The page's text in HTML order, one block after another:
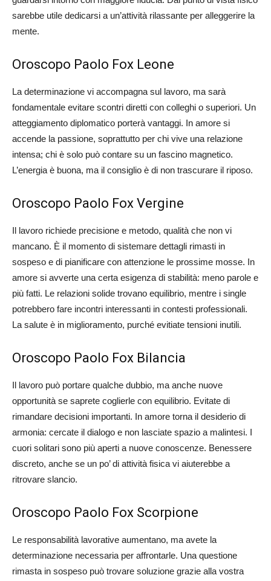
sarebbe utile dedicarsi a un’attività rilassante per alleggerire la
mente.
Oroscopo Paolo Fox Leone
La determinazione vi accompagna sul lavoro, ma sarà
fondamentale evitare scontri diretti con colleghi o superiori. Un
atteggiamento diplomatico porterà vantaggi. In amore si
accende la passione, soprattutto per chi vive una relazione
intensa; chi è solo può contare su un fascino magnetico.
L’energia è buona, ma il consiglio è di non trascurare il riposo.
Oroscopo Paolo Fox Vergine
Il lavoro richiede precisione e metodo, qualità che non vi
mancano. È il momento di sistemare dettagli rimasti in
sospeso e di pianificare con attenzione le prossime mosse. In
amore si avverte una certa esigenza di stabilità: meno parole e
più fatti. Le relazioni solide trovano equilibrio, mentre i single
potrebbero fare incontri interessanti in contesti professionali.
La salute è in miglioramento, purché evitiate tensioni inutili.
Oroscopo Paolo Fox Bilancia
Il lavoro può portare qualche dubbio, ma anche nuove
opportunità se saprete coglierle con equilibrio. Evitate di
rimandare decisioni importanti. In amore torna il desiderio di
armonia: cercate il dialogo e non lasciate spazio a malintesi. I
cuori solitari sono più aperti a nuove conoscenze. Benessere
discreto, anche se un po’ di attività fisica vi aiuterebbe a
ritrovare slancio.
Oroscopo Paolo Fox Scorpione
Le responsabilità lavorative aumentano, ma avete la
determinazione necessaria per affrontarle. Una questione
rimasta in sospeso può trovare soluzione grazie alla vostra